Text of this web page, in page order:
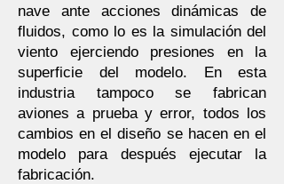
nave ante acciones dinámicas de
fluidos, como lo es la simulación del
viento ejerciendo presiones en la
superficie del modelo. En esta
industria tampoco se fabrican
aviones a prueba y error, todos los
cambios en el diseño se hacen en el
modelo para después ejecutar la
fabricación.